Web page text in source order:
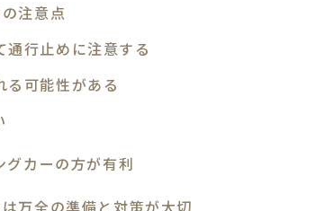
注意点
行止めに注意する
る可能性がある
カーの方が有利
万全の準備と対策が大切